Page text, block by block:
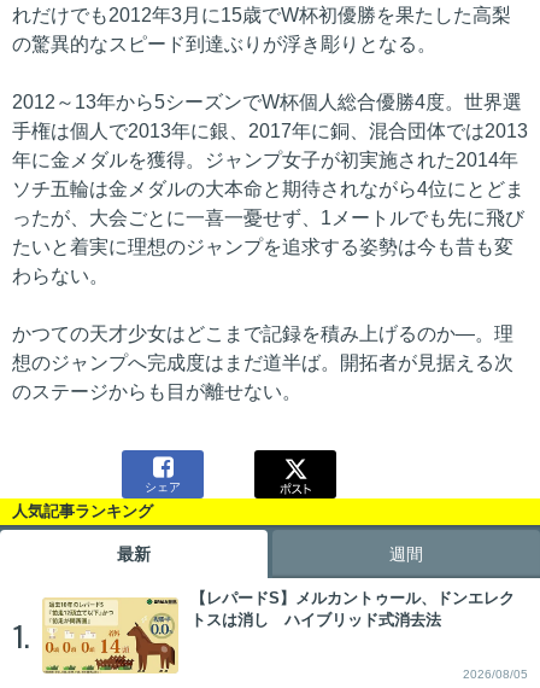
れだけでも2012年3月に15歳でW杯初優勝を果たした高梨
の驚異的なスピード到達ぶりが浮き彫りとなる。
2012～13年から5シーズンでW杯個人総合優勝4度。世界選
手権は個人で2013年に銀、2017年に銅、混合団体では2013
年に金メダルを獲得。ジャンプ女子が初実施された2014年
ソチ五輪は金メダルの大本命と期待されながら4位にとどま
ったが、大会ごとに一喜一憂せず、1メートルでも先に飛び
たいと着実に理想のジャンプを追求する姿勢は今も昔も変
わらない。
かつての天才少女はどこまで記録を積み上げるのか―。理
想のジャンプへ完成度はまだ道半ば。開拓者が見据える次
のステージからも目が離せない。

シェア
人気記事ランキング
最新 週間
1.
【レパードS】メルカントゥール、ドンエレク
トスは消し ハイブリッド式消去法
2026/08/05